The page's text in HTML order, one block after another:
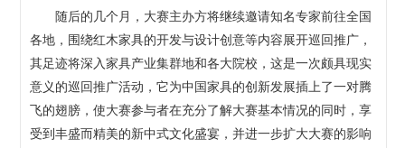
随后的几个月，大赛主办方将继续邀请知名专家前往全国
各地，围绕红木家具的开发与设计创意等内容展开巡回推广，
其足迹将深入家具产业集群地和各大院校，这是一次颇具现实
意义的巡回推广活动，它为中国家具的创新发展插上了一对腾
飞的翅膀，使大赛参与者在充分了解大赛基本情况的同时，享
受到丰盛而精美的新中式文化盛宴，并进一步扩大大赛的影响